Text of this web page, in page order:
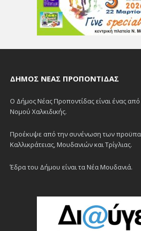
ΔΉΜΟΣ ΝΈΑΣ ΠΡΟΠΟΝΤΊΔΑΣ
Ο Δήμος Νέας Προποντίδας είναι ένας
Νομού Χαλκιδικής.
Προέκυψε από την συνένωση των
Καλλικράτειας, Μουδανιών και Τρίγλιας.
Έδρα του Δήμου είναι τα Νέα Μουδανιά.